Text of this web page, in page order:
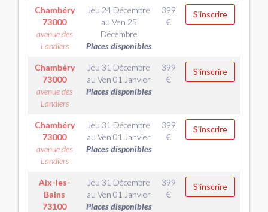
Chambéry
73000
avenue des
Landiers
Jeu 24 Décembre
au Ven 25
Décembre
Places disponibles
399
€
S'inscrire
Chambéry
73000
avenue des
Landiers
Jeu 31 Décembre
au Ven 01 Janvier
Places disponibles
399
€
S'inscrire
Chambéry
73000
avenue des
Landiers
Jeu 31 Décembre
au Ven 01 Janvier
Places disponibles
399
€
S'inscrire
Aix-les-
Bains
73100
Jeu 31 Décembre
au Ven 01 Janvier
Places disponibles
399
€
S'inscrire